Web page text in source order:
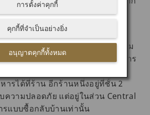
ย่ามองข้ามอาหารทะเลที่เป็นซิก
างยากิโซบะ
ง 2 สาขาในสนามบินอิตามิเพื่อความ
หนึ่งอยู่บนชั้นที่ 2 ในอาคารผู้โดยสาร
ตรวจสอบความปลอดภัยและคุณ
ารได้ที่ร้าน อีกร้านหนึ่งอยู่ที่ชั้น 2
ความปลอดภัย แต่อยู่ในส่วน Central
รแบบซื้อกลับบ้านเท่านั้น
อนุญาตคุกกี้ทั้งหมด
คุกกี้ที่จำเป็นอย่างยิ่ง
การตั้งค่าคุกกี้